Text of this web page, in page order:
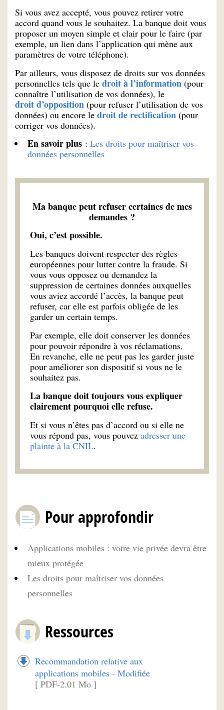
Si vous avez accepté, vous pouvez retirer votre
accord quand vous le souhaitez. La banque doit vous
proposer un moyen simple et clair pour le faire (par
exemple, un lien dans l’application qui mène aux
paramètres de votre téléphone).
Par ailleurs, vous disposez de droits sur vos données
personnelles tels que le droit à l’information (pour
connaître l’utilisation de vos données), le
droit d’opposition (pour refuser l’utilisation de vos
données) ou encore le droit de rectification (pour
corriger vos données).
En savoir plus : Les droits pour maîtriser vos
données personnelles
Ma banque peut refuser certaines de mes
demandes ?
Oui, c’est possible.
Les banques doivent respecter des règles
européennes pour lutter contre la fraude. Si
vous vous opposez ou demandez la
suppression de certaines données auxquelles
vous aviez accordé l’accès, la banque peut
refuser, car elle est parfois obligée de les
garder un certain temps.
Par exemple, elle doit conserver les données
pour pouvoir répondre à vos réclamations.
En revanche, elle ne peut pas les garder juste
pour améliorer son dispositif si vous ne le
souhaitez pas.
La banque doit toujours vous expliquer
clairement pourquoi elle refuse.
Et si vous n’êtes pas d’accord ou si elle ne
vous répond pas, vous pouvez adresser une
plainte à la CNIL.
Pour approfondir
Applications mobiles : votre vie privée devra être
mieux protégée
Les droits pour maîtriser vos données
personnelles
Ressources
Recommandation relative aux
applications mobiles - Modifiée
[ PDF-2.01 Mo ]